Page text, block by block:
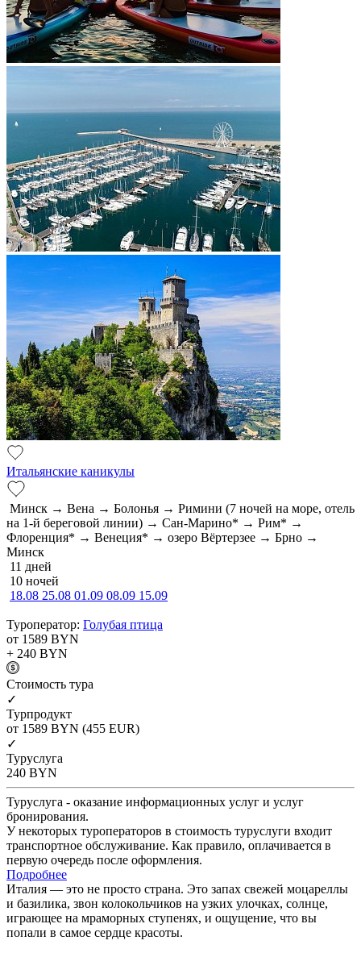
Итальянские каникулы
Минск → Вена → Болонья → Римини (7 ночей на море, отель
на 1-й береговой линии) → Сан-Марино* → Рим* →
Флоренция* → Венеция* → озеро Вёртерзее → Брно →
Минск
11 дней
10 ночей
18.08 25.08 01.09 08.09 15.09
Туроператор: Голубая птица
от 1589 BYN
+ 240 BYN
Cтоимость тура
✓
Турпродукт
от 1589 BYN (455 EUR)
✓
Туруслуга
240 BYN
Туруслуга - оказание информационных услуг и услуг
бронирования.
У некоторых туроператоров в стоимость туруслуги входит
транспортное обслуживание. Как правило, оплачивается в
первую очередь после оформления.
Подробнее
Италия — это не просто страна. Это запах свежей моцареллы
и базилика, звон колокольчиков на узких улочках, солнце,
играющее на мраморных ступенях, и ощущение, что вы
попали в самое сердце красоты.